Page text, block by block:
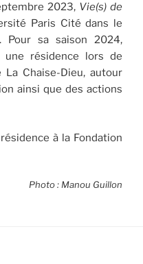
2023, Vie(s) de
Paris Cité dans le
Pour sa saison 2024,
une résidence lors de
La Chaise-Dieu, autour
ainsi que des actions
à la Fondation
Photo : Manou Guillon